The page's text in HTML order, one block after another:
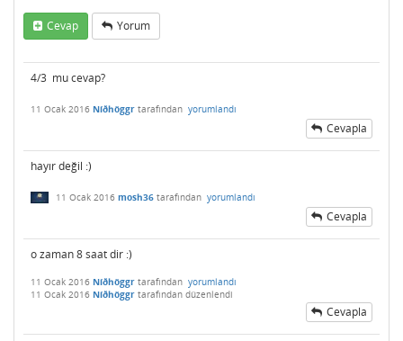
Cevap Yorum
4/3 mu cevap?
11 Ocak 2016 Níðhöggr tarafından yorumlandı
Cevapla
hayır değil :)
11 Ocak 2016 mosh36 tarafından yorumlandı
Cevapla
o zaman 8 saat dir :)
11 Ocak 2016 Níðhöggr tarafından yorumlandı
11 Ocak 2016 Níðhöggr tarafından düzenlendi
Cevapla